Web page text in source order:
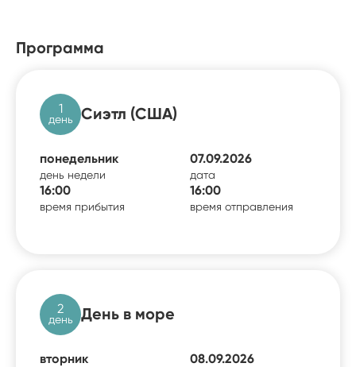
Программа
1
день Сиэтл (США)
понедельник
день недели
07.09.2026
дата
16:00
время прибытия
16:00
время отправления
2
день День в море
вторник 08.09.2026